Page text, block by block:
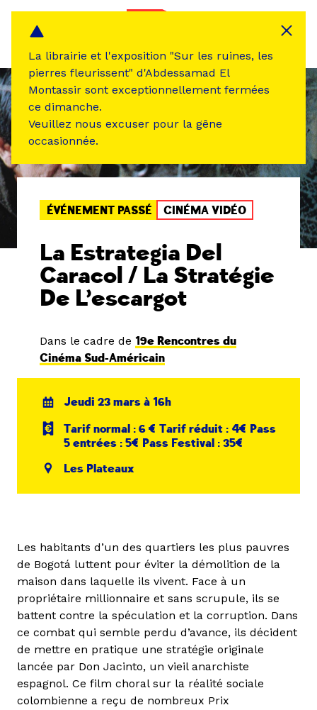
ÉVÉNEMENT PASSÉ CINÉMA VIDÉO
La Estrategia Del
Caracol / La Stratégie
De L’escargot
Dans le cadre de 19e Rencontres du
Cinéma Sud-Américain
Jeudi 23 mars à 16h
Tarif normal : 6 € Tarif réduit : 4€ Pass
5 entrées : 5€ Pass Festival : 35€
Les Plateaux
Les habitants d’un des quartiers les plus pauvres
de Bogotá luttent pour éviter la démolition de la
maison dans laquelle ils vivent. Face à un
propriétaire millionnaire et sans scrupule, ils se
battent contre la spéculation et la corruption. Dans
ce combat qui semble perdu d’avance, ils décident
de mettre en pratique une stratégie originale
lancée par Don Jacinto, un vieil anarchiste
espagnol. Ce film choral sur la réalité sociale
colombienne a reçu de nombreux Prix
La librairie et l'exposition "Sur les ruines, les
pierres fleurissent" d'Abdessamad El
Montassir sont exceptionnellement fermées
ce dimanche.
Veuillez nous excuser pour la gêne
occasionnée.
Panneau de gestion des cookies